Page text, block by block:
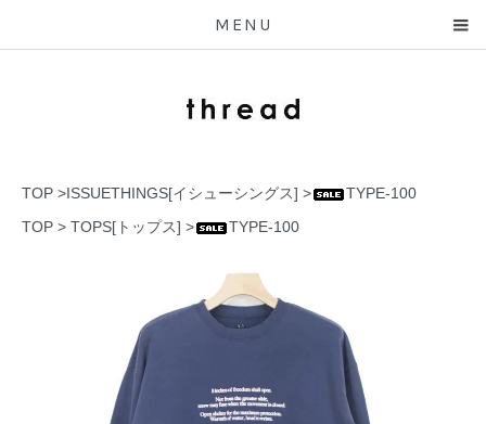
MENU
TOP >ISSUETHINGS[イシューシングス] >
TYPE-100
TOP > TOPS[トップス] > TYPE-100